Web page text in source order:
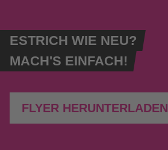
ESTRICH WIE NEU?
MACH'S EINFACH!
FLYER HERUNTERLADEN